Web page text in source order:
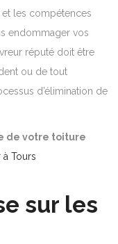
et les compétences
endommager vos
réputé doit être
ou de tout
d’élimination de
de votre toiture
Tours
sur les